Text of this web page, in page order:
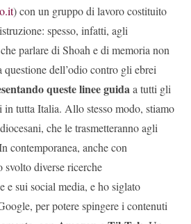
) con un gruppo di lavoro costituito
spesso, infatti, agli
parlare di Shoah e di memoria non
dell’odio contro gli ebrei
queste linee guidaa tutti gli
tutta Italia. Allo stesso modo, stiamo
che le trasmetteranno agli
contemporanea, anche con
svolto diverse ricerche
e sui social media, e ho siglato
per potere spingere i contenuti